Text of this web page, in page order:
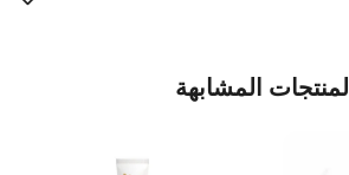
المنتجات المشابهة